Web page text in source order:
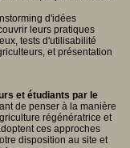
d'idées
leurs pratiques
tests d'utilisabilité
et présentation
et étudiants par le
de penser à la manière
régénératrice et
ces approches
disposition au site et